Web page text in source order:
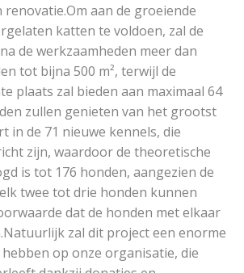
aan de groeiende
katten te voldoen, zal de
de werkzaamheden meer dan
tot bijna 500 m², terwijl de
plaats zal bieden aan maximaal 64
zullen genieten van het grootst
in de 71 nieuwe kennels, die
zijn, waardoor de theoretische
is tot 176 honden, aangezien de
twee tot drie honden kunnen
dat de honden met elkaar
zal dit project een enorme
op onze organisatie, die